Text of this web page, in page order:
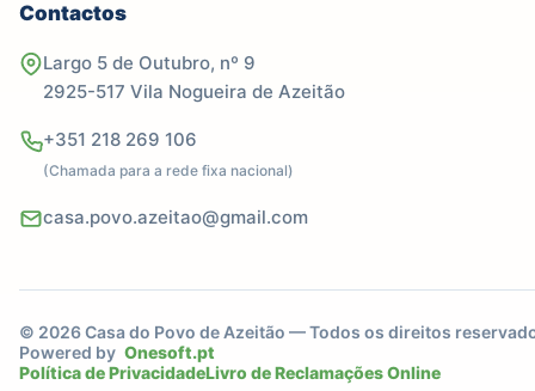
Contactos
Largo 5 de Outubro, nº 9
2925-517 Vila Nogueira de Azeitão
+351 218 269 106
(Chamada para a rede fixa nacional)
casa.povo.azeitao@gmail.com
© 2026 Casa do Povo de Azeitão — Todos os direitos
Powered by Onesoft.pt
Política de PrivacidadeLivro de Reclamações Online